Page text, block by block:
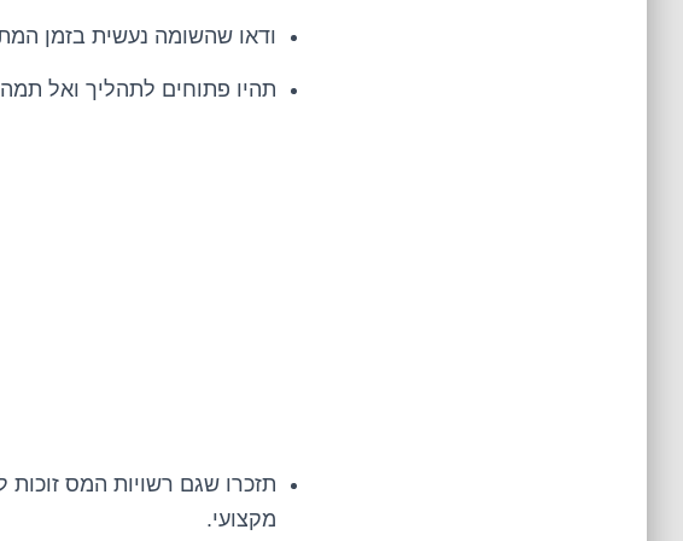
ודאו שהשומה נעשית בזמן
תהיו פתוחים לתהליך ואל
תזכרו שגם רשויות המס זוכות
מקצועי.